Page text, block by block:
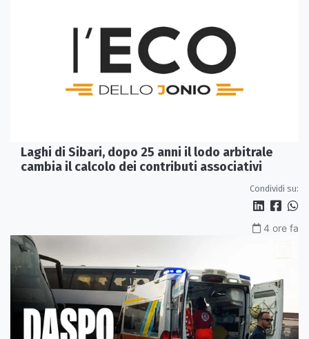
Laghi di Sibari, dopo 25 anni il lodo arbitrale
cambia il calcolo dei contributi associativi
Condividi su:
4 ore fa